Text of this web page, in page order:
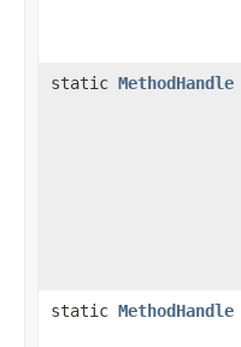
static MethodHandle
static MethodHandle